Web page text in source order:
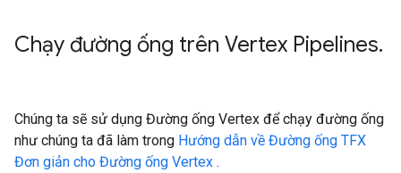
Chạy đường ống trên Vertex Pipelines.
Chúng ta sẽ sử dụng Đường ống Vertex để chạy đường ống
như chúng ta đã làm trong Hướng dẫn về Đường ống TFX
Đơn giản cho Đường ống Vertex .